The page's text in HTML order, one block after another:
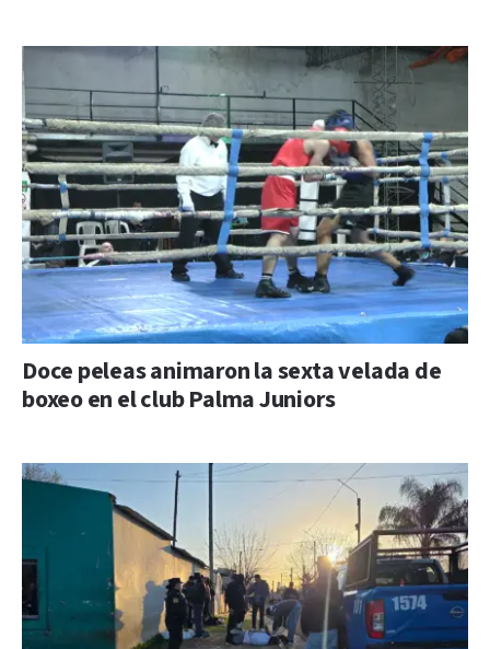
Doce peleas animaron la sexta velada de
boxeo en el club Palma Juniors